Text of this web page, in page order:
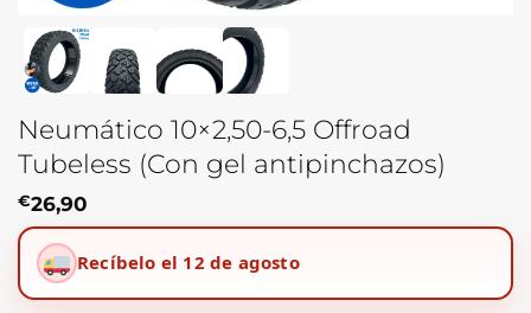
Neumático 10×2,50-6,5 Offroad
Tubeless (Con gel antipinchazos)
€26,90
Recíbelo el 12 de agosto